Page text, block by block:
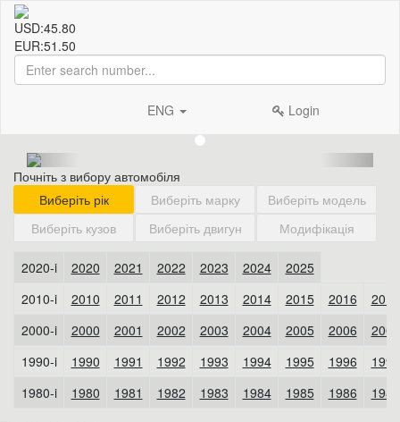
USD:45.80
EUR:51.50
ENG Login
Почніть з вибору автомобіля